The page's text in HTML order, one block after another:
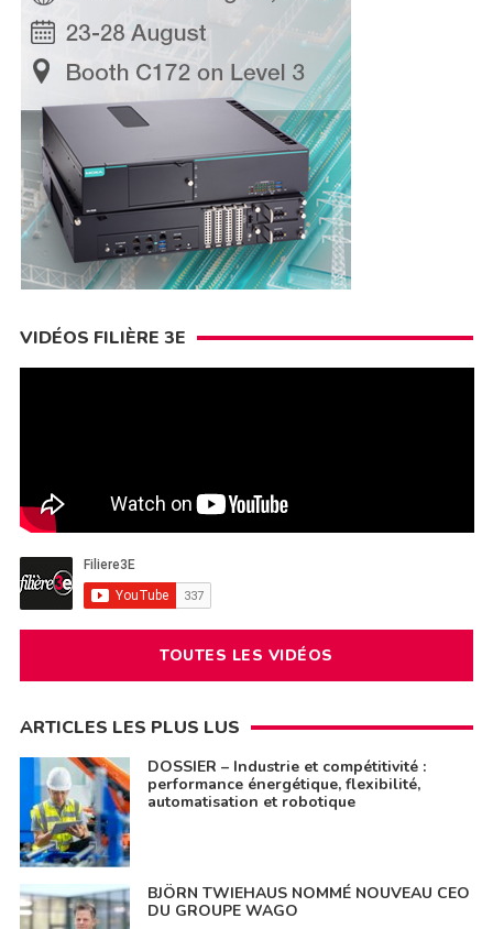
VIDÉOS FILIÈRE 3E
TOUTES LES VIDÉOS
ARTICLES LES PLUS LUS
DOSSIER – Industrie et compétitivité :
performance énergétique, flexibilité,
automatisation et robotique
BJÖRN TWIEHAUS NOMMÉ NOUVEAU CEO
DU GROUPE WAGO